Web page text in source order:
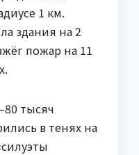
1 км.
здания на 2
пожар на 11
тысяч
в тенях на